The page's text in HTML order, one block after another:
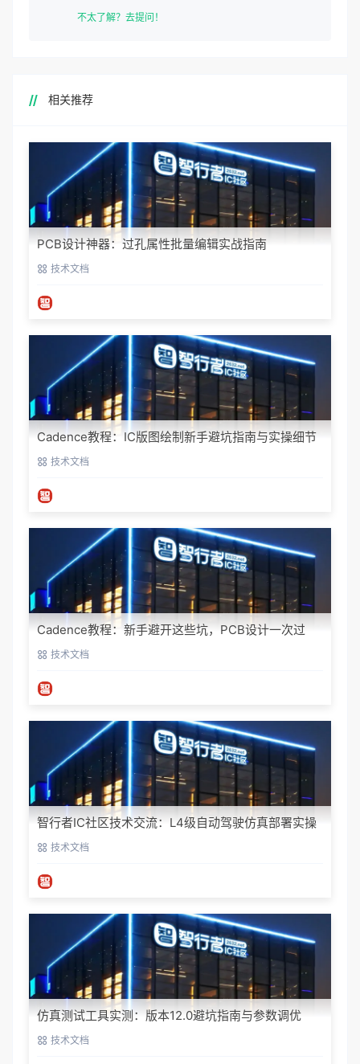
不太了解？去提问！
相关推荐
PCB设计神器：过孔属性批量编辑实战指南
技术文档
Cadence教程：IC版图绘制新手避坑指南与实操细节
技术文档
Cadence教程：新手避开这些坑，PCB设计一次过
技术文档
智行者IC社区技术交流：L4级自动驾驶仿真部署实操
指南技术文档
仿真测试工具实测：版本12.0避坑指南与参数调优
技术文档